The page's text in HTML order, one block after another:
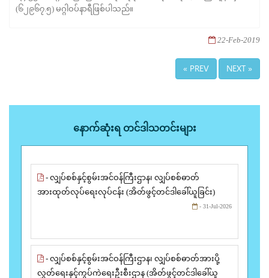
(၆၂၉၆၇.၅) မဂ္ဂါဝပ်နာရီဖြစ်ပါသည်။
22-Feb-2019
« PREV NEXT »
နောက်ဆုံးရ တင်ဒါသတင်းများ
- လျှပ်စစ်နှင့်စွမ်းအင်ဝန်ကြီးဌာန၊ လျှပ်စစ်ဓာတ်
အားထုတ်လုပ်ရေးလုပ်ငန်း (အိတ်ဖွင့်တင်ဒါခေါ်ယူခြင်း)
- 31-Jul-2026
- လျှပ်စစ်နှင့်စွမ်းအင်ဝန်ကြီးဌာန၊ လျှပ်စစ်ဓာတ်အားပို့
လွှတ်ရေးနှင့်ကွပ်ကဲရေးဦးစီးဌာန (အိတ်ဖွင့်တင်ဒါခေါ်ယူ